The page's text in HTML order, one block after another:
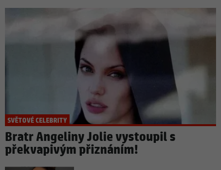
SVĚTOVÉ CELEBRITY
Bratr Angeliny Jolie vystoupil s
překvapivým přiznáním!